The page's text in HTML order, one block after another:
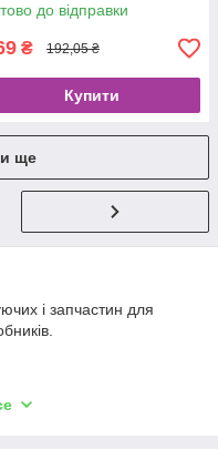
до відправки
₴ 192,05 ₴
Купити
ще
і запчастин для